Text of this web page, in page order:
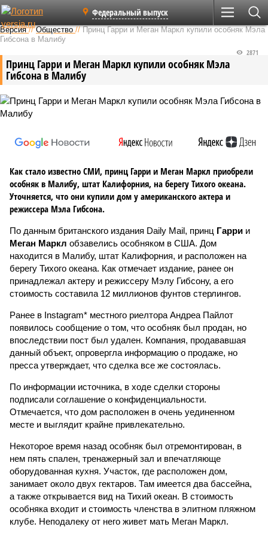
Федеральный выпуск
Версия //Общество //Принц Гарри и Меган Маркл купили особняк Мэла
Гибсона в Малибу
Принц Гарри и Меган Маркл купили особняк Мэла
Гибсона в Малибу
2871
Как стало известно СМИ, принц Гарри и Меган Маркл приобрели
особняк в Малибу, штат Калифорния, на берегу Тихого океана.
Уточняется, что они купили дом у американского актера и
режиссера Мэла Гибсона.
По данным британского издания Daily Mail, принц Гарри и
Меган Маркл обзавелись особняком в США. Дом
находится в Малибу, штат Калифорния, и расположен на
берегу Тихого океана. Как отмечает издание, ранее он
принадлежал актеру и режиссеру Мэлу Гибсону, а его
стоимость составила 12 миллионов фунтов стерлингов.
Ранее в Instagram* местного риелтора Андреа Пайлот
появилось сообщение о том, что особняк был продан, но
впоследствии пост был удален. Компания, продававшая
данный объект, опровергла информацию о продаже, но
пресса утверждает, что сделка все же состоялась.
По информации источника, в ходе сделки стороны
подписали соглашение о конфиденциальности.
Отмечается, что дом расположен в очень уединенном
месте и выглядит крайне привлекательно.
Некоторое время назад особняк был отремонтирован, в
нем пять спален, тренажерный зал и впечатляюще
оборудованная кухня. Участок, где расположен дом,
занимает около двух гектаров. Там имеется два бассейна,
а также открывается вид на Тихий океан. В стоимость
особняка входит и стоимость членства в элитном пляжном
клубе. Неподалеку от него живет мать Меган Маркл.